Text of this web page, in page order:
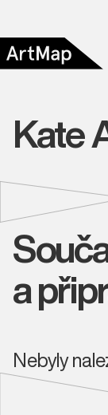
Kate
a
Nebyly